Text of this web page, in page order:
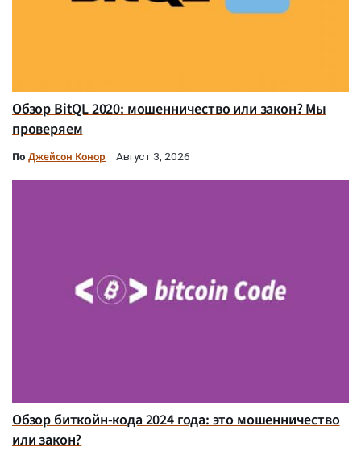
Обзор BitQL 2020: мошенничество или закон? Мы
проверяем
По Джейсон Конор Август 3, 2026
Обзор биткойн-кода 2024 года: это мошенничество
или закон?